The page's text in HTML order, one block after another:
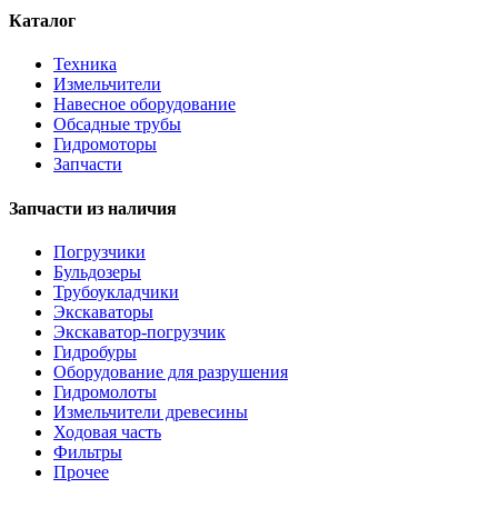
Каталог
Техника
Измельчители
Навесное оборудование
Обсадные трубы
Гидромоторы
Запчасти
Запчасти из наличия
Погрузчики
Бульдозеры
Трубоукладчики
Экскаваторы
Экскаватор-погрузчик
Гидробуры
Оборудование для разрушения
Гидромолоты
Измельчители древесины
Ходовая часть
Фильтры
Прочее